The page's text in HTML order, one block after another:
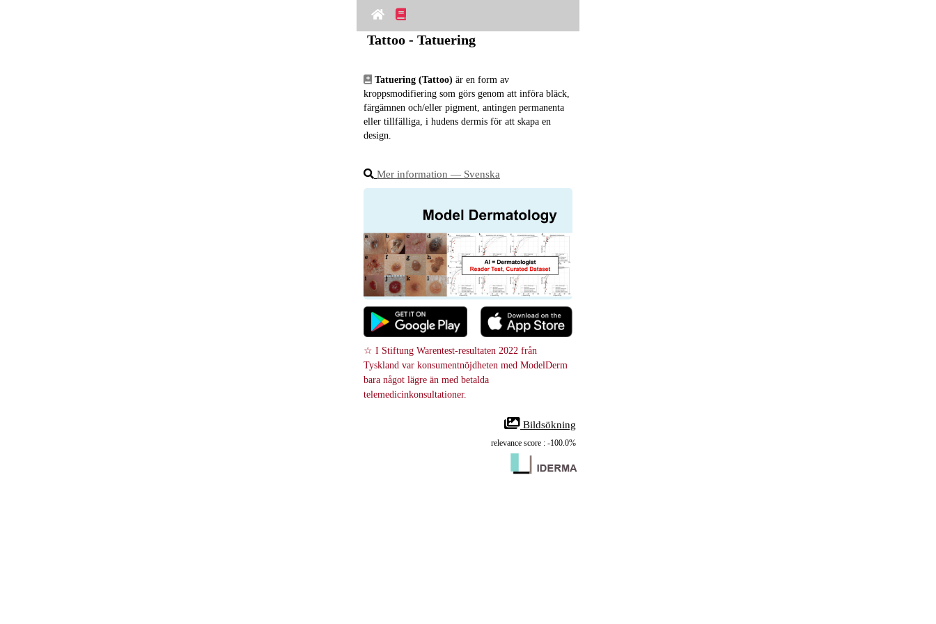
Tattoo - Tatuering
Tatuering (Tattoo) är en form av
kroppsmodifiering som görs genom att införa bläck,
färgämnen och/eller pigment, antingen permanenta
eller tillfälliga, i hudens dermis för att skapa en
design.
Mer information ― Svenska
☆ I Stiftung Warentest-resultaten 2022 från
Tyskland var konsumentnöjdheten med ModelDerm
bara något lägre än med betalda
telemedicinkonsultationer.
Bildsökning
relevance score : -100.0%